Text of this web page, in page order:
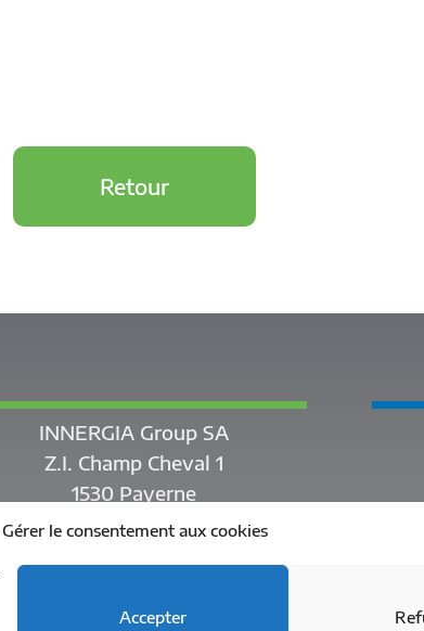
Gérer le consentement aux cookies
Accepter
Retour
INNERGIA Group SA
Z.I. Champ Cheval 1
1530 Payerne